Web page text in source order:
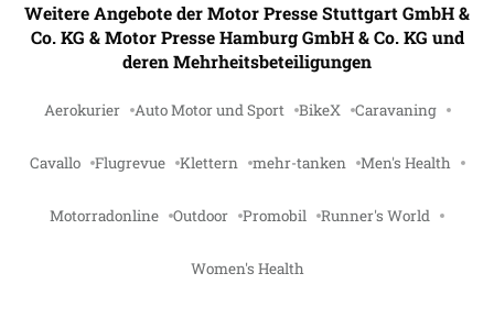
Weitere Angebote der Motor Presse Stuttgart GmbH &
Co. KG & Motor Presse Hamburg GmbH & Co. KG und
deren Mehrheitsbeteiligungen
Aerokurier Auto Motor und Sport BikeX Caravaning
Cavallo Flugrevue Klettern mehr-tanken Men's Health
Motorradonline Outdoor Promobil Runner's World
Women's Health